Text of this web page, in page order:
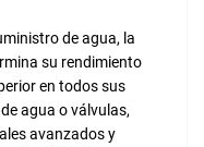
de agua, la
su rendimiento
en todos sus
agua o válvulas,
avanzados y